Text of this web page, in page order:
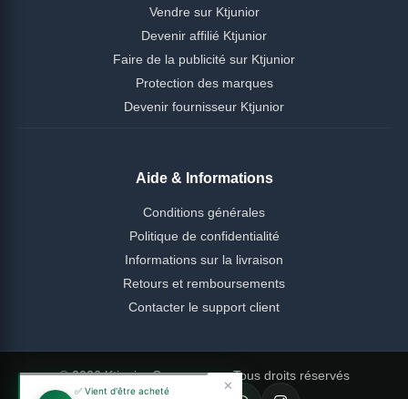
Vendre sur Ktjunior
Devenir affilié Ktjunior
Faire de la publicité sur Ktjunior
Protection des marques
Devenir fournisseur Ktjunior
Aide & Informations
Conditions générales
Politique de confidentialité
Informations sur la livraison
Retours et remboursements
Contacter le support client
© 2026 Ktjunior Cameroun — Tous droits réservés
✅ Vient d'être acheté ✕